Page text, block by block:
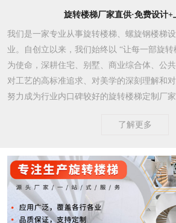
旋转楼梯厂家直供·免费设计+
我们是一家专业从事旋转楼梯、螺旋钢楼梯
业。自创立以来，我们始终以 “让每一部旋
为使命，深耕住宅、别墅、商业综合体、公
对工艺的高标准追求、对美学的深刻理解和
努力成为行业内口碑较好的旋转楼梯定制厂家
了解更多